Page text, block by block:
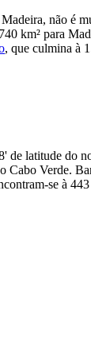
não é
km² para
, que culmina à
de latitude do
Cabo Verde.
se à